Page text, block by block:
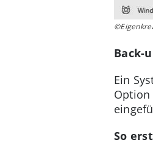
Back-
Ein
Option
So